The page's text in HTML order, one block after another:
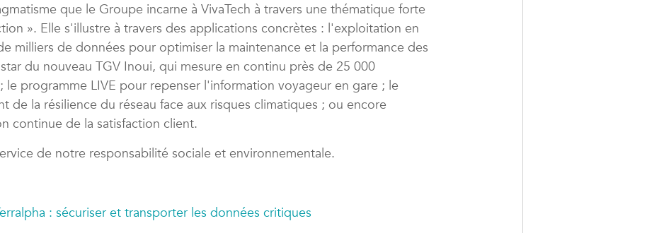
que le Groupe incarne à VivaTech à travers une thématique forte
». Elle s'illustre à travers des applications concrètes : l'exploitation en
milliers de données pour optimiser la maintenance et la performance des
du nouveau TGV Inoui, qui mesure en continu près de 25 000
le programme LIVE pour repenser l'information voyageur en gare ; le
de la résilience du réseau face aux risques climatiques ; ou encore
continue de la satisfaction client.
de notre responsabilité sociale et environnementale.
: sécuriser et transporter les données critiques